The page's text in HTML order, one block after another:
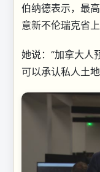
伯纳德表示，最
意新不伦瑞克省
她说：“加拿大人
可以承认私人土